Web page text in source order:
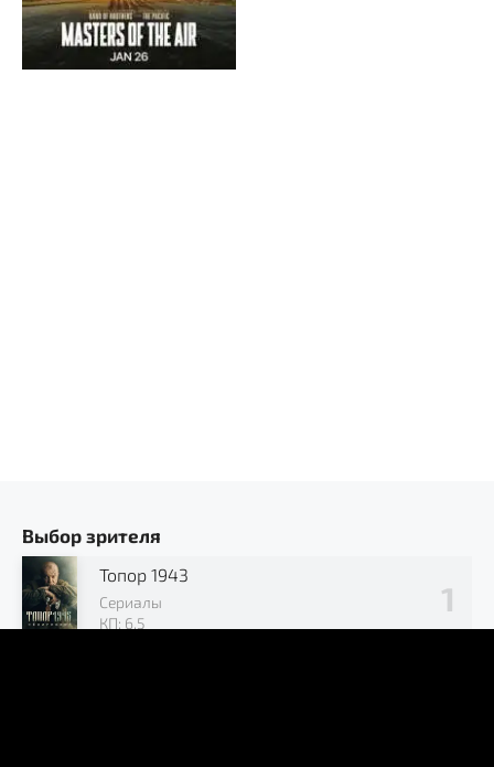
Выбор зрителя
Топор 1943
Сериалы
КП: 6.5